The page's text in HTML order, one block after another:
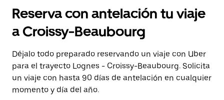
calendario
seleccionar
fecha.
Pulsa
el
botón
de
escape
Reserva con antelación tu viaje
a Croissy-Beaubourg
Déjalo todo preparado reservando un viaje con Uber
para el trayecto Lognes - Croissy-Beaubourg. Solicita
un viaje con hasta 90 días de antelación en cualquier
momento y día del año.